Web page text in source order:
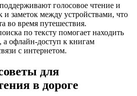
голосовое чтение и
и заметок между устройствами, что
во время путешествия.
по тексту помогает находить
офлайн-доступ к книгам
с интернетом.
для
в дороге